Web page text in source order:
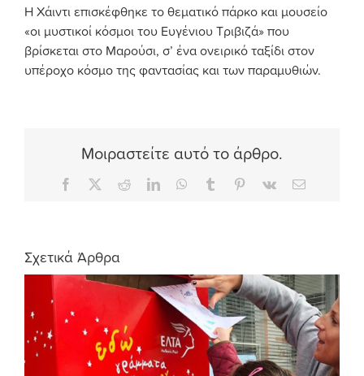
Η Χάιντι επισκέφθηκε το θεματικό πάρκο και μουσείο
«οι μυστικοί κόσμοι του Ευγένιου Τριβιζά» που
βρίσκεται στο Μαρούσι, σ’ ένα ονειρικό ταξίδι στον
υπέροχο κόσμο της φαντασίας και των παραμυθιών.
Μοιραστείτε αυτό το άρθρο.
Facebook RedditLinkedInWhatsApp
Tumblr Pinterest
Vk Email
Σχετικά Άρθρα